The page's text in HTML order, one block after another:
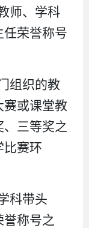
师、学科
任荣誉称号
组织的教
赛或课堂教
三等奖之
比赛环
科带头
称号之